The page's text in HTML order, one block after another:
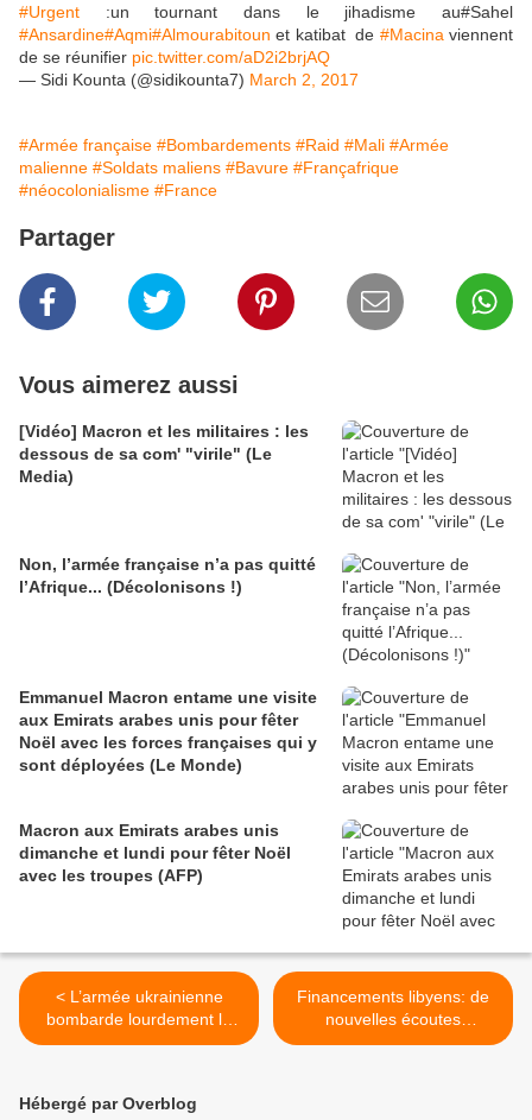
#Urgent :un tournant dans le jihadisme au#Sahel
#Ansardine#Aqmi#Almourabitoun et katibat de #Macina viennent
de se réunifier pic.twitter.com/aD2i2brjAQ
— Sidi Kounta (@sidikounta7) March 2, 2017
#Armée française #Bombardements #Raid #Mali #Armée
malienne #Soldats maliens #Bavure #Françafrique
#néocolonialisme #France
Partager
Vous aimerez aussi
[Vidéo] Macron et les militaires : les
dessous de sa com' "virile" (Le
Media)
Non, l’armée française n’a pas quitté
l’Afrique... (Décolonisons !)
Emmanuel Macron entame une visite
aux Emirats arabes unis pour fêter
Noël avec les forces françaises qui y
sont déployées (Le Monde)
Macron aux Emirats arabes unis
dimanche et lundi pour fêter Noël
avec les troupes (AFP)
< L’armée ukrainienne
bombarde lourdement le
district de Kievskyi à
endommagés (Dni Press)
Financements libyens: de
nouvelles écoutes
judiciaires plombent Villepin
Hébergé par Overblog